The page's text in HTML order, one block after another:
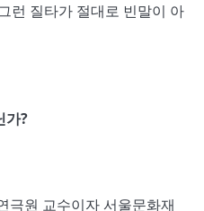
런 질타가 절대로 빈말이 아
가?
극원 교수이자 서울문화재